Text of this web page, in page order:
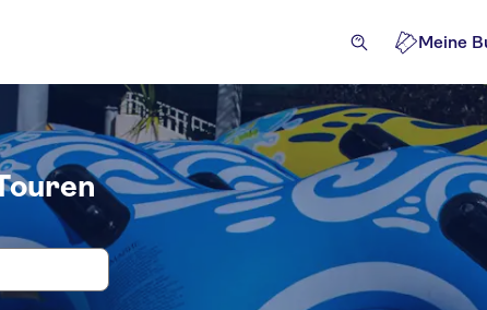
Meine